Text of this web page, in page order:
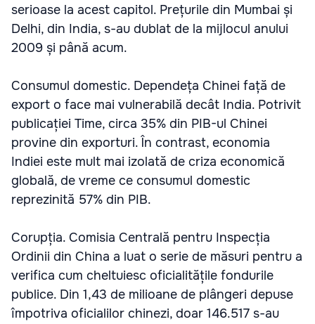
serioase la acest capitol. Prețurile din Mumbai și
Delhi, din India, s-au dublat de la mijlocul anului
2009 și până acum.
Consumul domestic. Dependeța Chinei față de
export o face mai vulnerabilă decât India. Potrivit
publicației Time, circa 35% din PIB-ul Chinei
provine din exporturi. În contrast, economia
Indiei este mult mai izolată de criza economică
globală, de vreme ce consumul domestic
reprezinită 57% din PIB.
Corupția. Comisia Centrală pentru Inspecția
Ordinii din China a luat o serie de măsuri pentru a
verifica cum cheltuiesc oficialitățile fondurile
publice. Din 1,43 de milioane de plângeri depuse
împotriva oficialilor chinezi, doar 146.517 s-au